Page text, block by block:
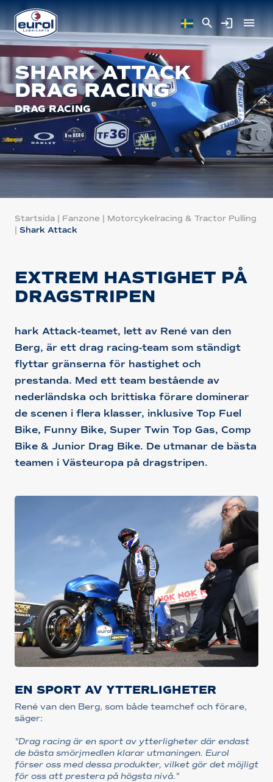
SHARK ATTACK
DRAG RACING
DRAG RACING
Startsida | Fanzone | Motorcykelracing & Tractor Pulling
| Shark Attack
EXTREM HASTIGHET PÅ
DRAGSTRIPEN
hark Attack-teamet, lett av René van den
Berg, är ett drag racing-team som ständigt
flyttar gränserna för hastighet och
prestanda. Med ett team bestående av
nederländska och brittiska förare dominerar
de scenen i flera klasser, inklusive Top Fuel
Bike, Funny Bike, Super Twin Top Gas, Comp
Bike & Junior Drag Bike. De utmanar de bästa
teamen i Västeuropa på dragstripen.
EN SPORT AV YTTERLIGHETER
René van den Berg, som både teamchef och förare,
säger:
"Drag racing är en sport av ytterligheter där endast
de bästa smörjmedlen klarar utmaningen. Eurol
förser oss med dessa produkter, vilket gör det möjligt
för oss att prestera på högsta nivå."